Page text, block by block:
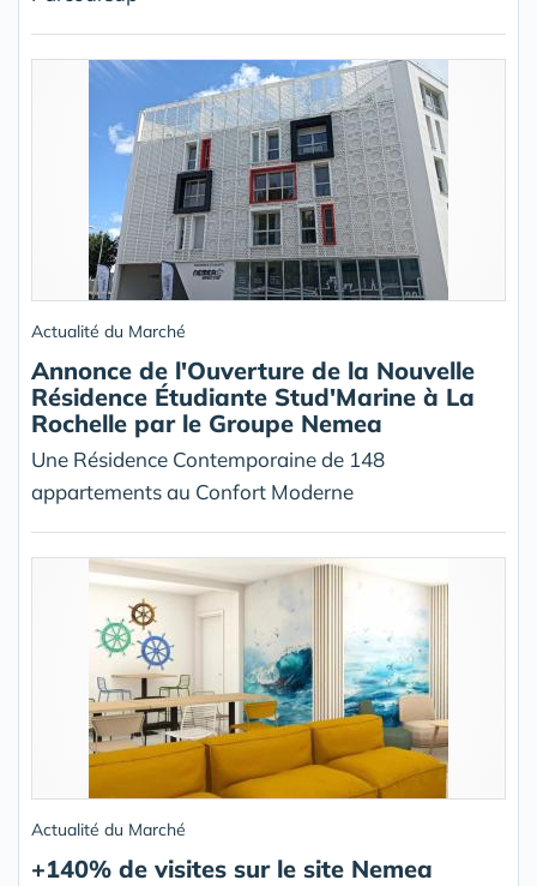
Actualité du Marché
Annonce de l'Ouverture de la Nouvelle
Résidence Étudiante Stud'Marine à La
Rochelle par le Groupe Nemea
Une Résidence Contemporaine de 148
appartements au Confort Moderne
Actualité du Marché
+140% de visites sur le site Nemea